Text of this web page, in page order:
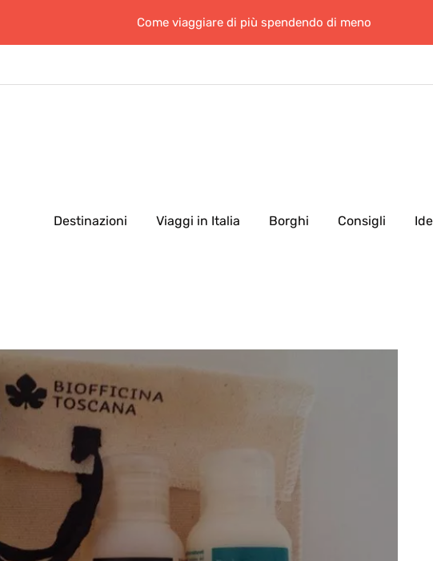
Come viaggiare di più spendendo di meno
Destinazioni Viaggi in Italia Borghi Consigli